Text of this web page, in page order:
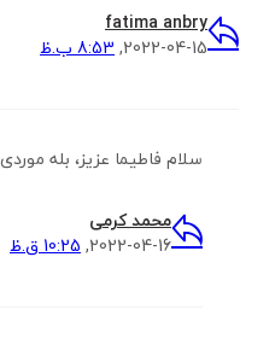
fatima anbry
2022-04-15, 8:53 ب.ظ
سلام فاطیما عزیز، بله
محمد کرمی
2022-04-16, 10:25 ق.ظ